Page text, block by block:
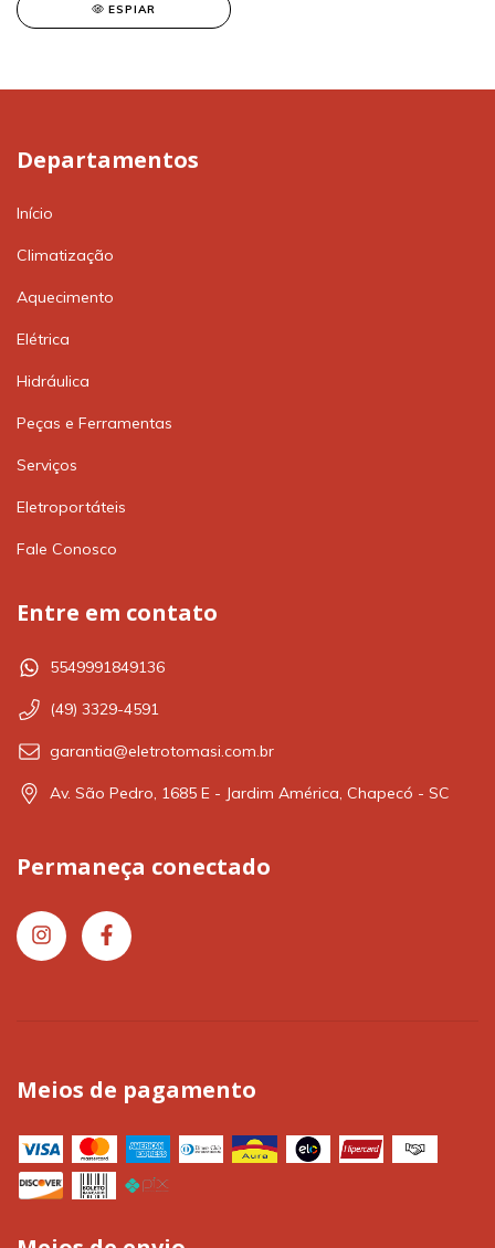
ESPIAR
Departamentos
Início
Climatização
Aquecimento
Elétrica
Hidráulica
Peças e Ferramentas
Serviços
Eletroportáteis
Fale Conosco
Entre em contato
5549991849136
(49) 3329-4591
garantia@eletrotomasi.com.br
Av. São Pedro, 1685 E - Jardim América, Chapecó - SC
Permaneça conectado
Meios de pagamento